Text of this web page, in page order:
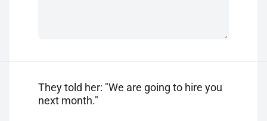
They told her: "We are going to hire you
next month."